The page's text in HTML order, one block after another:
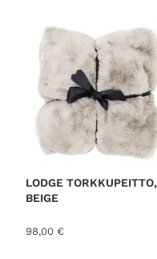
e
d
b
y
l
a
e
KEITTIÖTEKSTIILIT
TALJAT
LODGE TORKKUPEITTO,
BEIGE
98,00 €